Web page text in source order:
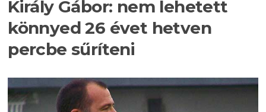
Király Gábor: nem lehetett
könnyed 26 évet hetven
percbe sűríteni